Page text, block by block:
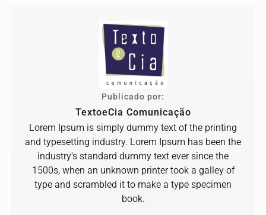
Publicado por:
TextoeCia Comunicação
Lorem Ipsum is simply dummy text of the printing
and typesetting industry. Lorem Ipsum has been the
industry's standard dummy text ever since the
1500s, when an unknown printer took a galley of
type and scrambled it to make a type specimen
book.